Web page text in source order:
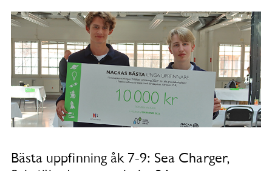
Bästa uppfinning åk 7-9: Sea Charger,